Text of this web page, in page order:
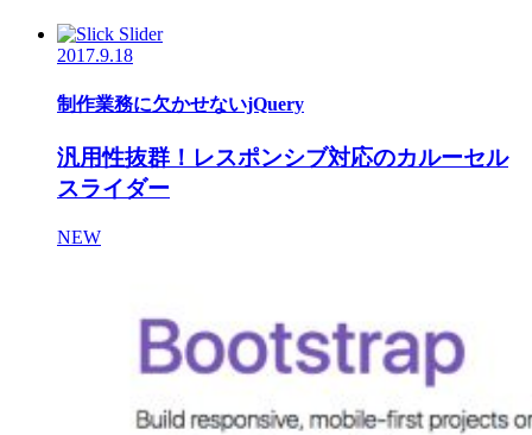
2017.9.18
制作業務に欠かせないjQuery
汎用性抜群！レスポンシブ対応のカルーセル
スライダー
NEW